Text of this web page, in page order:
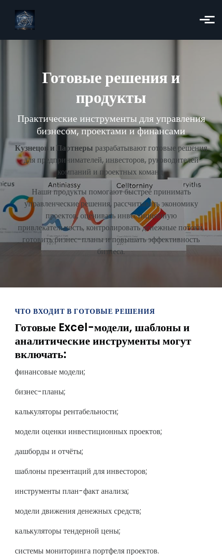
Skip to main content
Готовые решения и
продукты
Практические инструменты для управления
бизнесом, проектами и финансами
Кузнецов и Партнеры разрабатывают готовые решения
для предпринимателей, инвесторов, руководителей
компаний и проектных команд.
Наши продукты помогают быстрее принимать
управленческие решения, рассчитывать экономику
проектов, оценивать инвестиционную
привлекательность, контролировать денежные потоки,
готовить бизнес-планы и повышать эффективность
бизнеса.
ЧТО ВХОДИТ В ГОТОВЫЕ РЕШЕНИЯ
Готовые Excel-модели, шаблоны и
аналитические инструменты могут
включать:
финансовые модели;
бизнес-планы;
калькуляторы рентабельности;
модели оценки инвестиционных проектов;
дашборды и отчёты;
шаблоны презентаций для инвесторов;
инструменты план-факт анализа;
модели движения денежных средств;
калькуляторы тендерной цены;
системы мониторинга портфеля проектов.